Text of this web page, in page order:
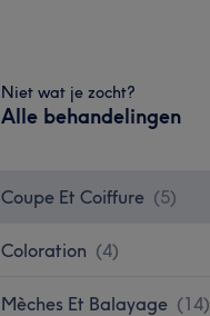
Niet wat je zocht?
Alle behandelingen
Coupe Et Coiffure (5)
Coloration (4)
Mèches Et Balayage (14)